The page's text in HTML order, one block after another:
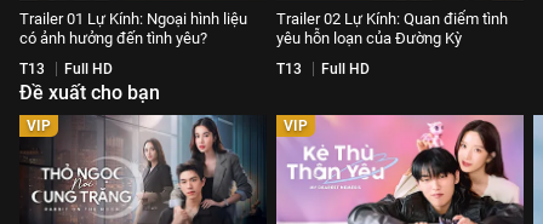
Trailer 01 Lự Kính: Ngoại hình liệu
có ảnh hưởng đến tình yêu?
T13 Full HD
Trailer 02 Lự Kính: Quan điểm tình
yêu hỗn loạn của Đường Kỳ
T13 Full HD
Đề xuất cho bạn
VIP VIP